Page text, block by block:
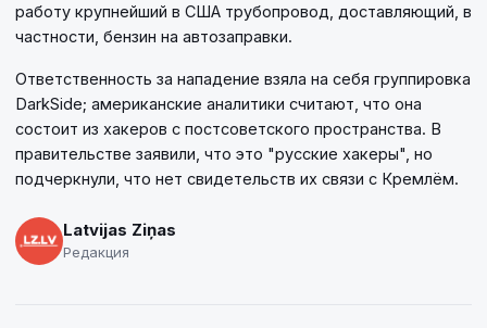
работу крупнейший в США трубопровод, доставляющий, в
частности, бензин на автозаправки.
Ответственность за нападение взяла на себя группировка
DarkSide; американские аналитики считают, что она
состоит из хакеров с постсоветского пространства. В
правительстве заявили, что это "русские хакеры", но
подчеркнули, что нет свидетельств их связи с Кремлём.
Latvijas Ziņas
Редакция